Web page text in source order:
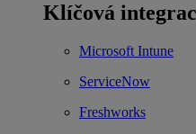
Klíčová
Microsoft Intune
ServiceNow
Freshworks